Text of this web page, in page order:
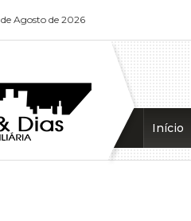
Agosto de 2026
Início